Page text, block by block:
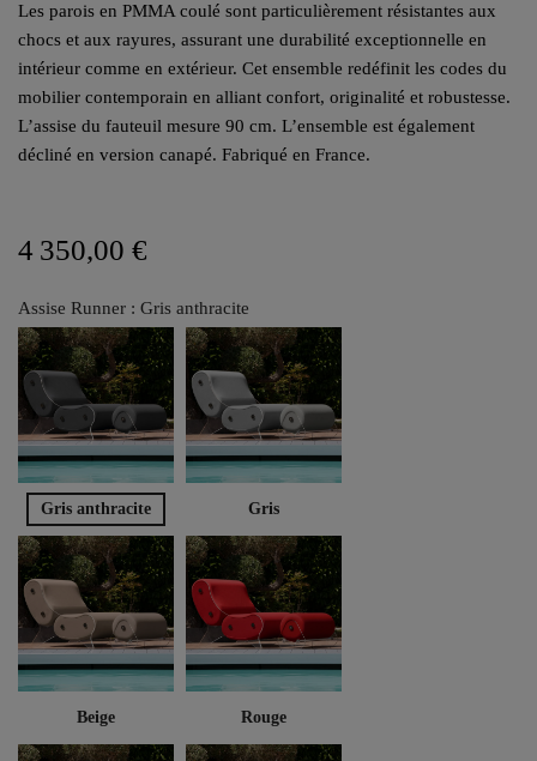
Les parois en PMMA coulé sont particulièrement résistantes aux
chocs et aux rayures, assurant une durabilité exceptionnelle en
intérieur comme en extérieur. Cet ensemble redéfinit les codes du
mobilier contemporain en alliant confort, originalité et robustesse.
L’assise du fauteuil mesure 90 cm. L’ensemble est également
décliné en version canapé. Fabriqué en France.
4 350,00 €
Assise Runner : Gris anthracite
Gris anthracite Gris
Beige Rouge